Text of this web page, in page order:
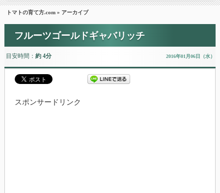
トマトの育て方.com » アーカイブ
フルーツゴールドギャバリッチ
目安時間： 約 4分 2016年01月06日（水）
スポンサードリンク